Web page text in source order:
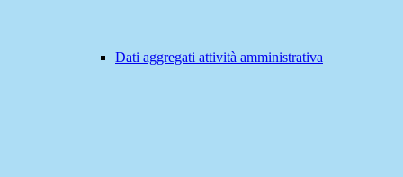
Dati aggregati attività amministrativa